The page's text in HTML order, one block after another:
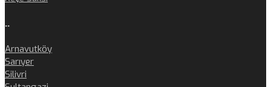
..
Arnavutköy
Sarıyer
Silivri